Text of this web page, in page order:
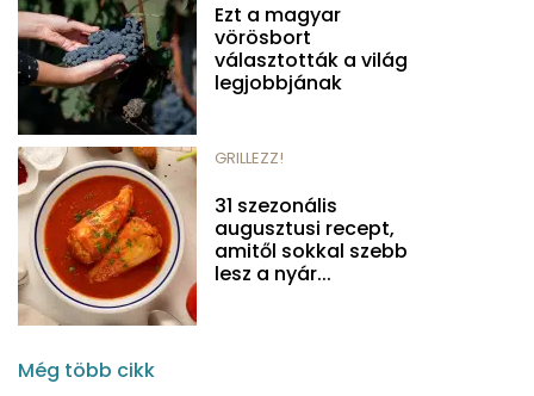
Ezt a magyar
vörösbort
választották a világ
legjobbjának
GRILLEZZ!
31 szezonális
augusztusi recept,
amitől sokkal szebb
lesz a nyár...
Még több cikk